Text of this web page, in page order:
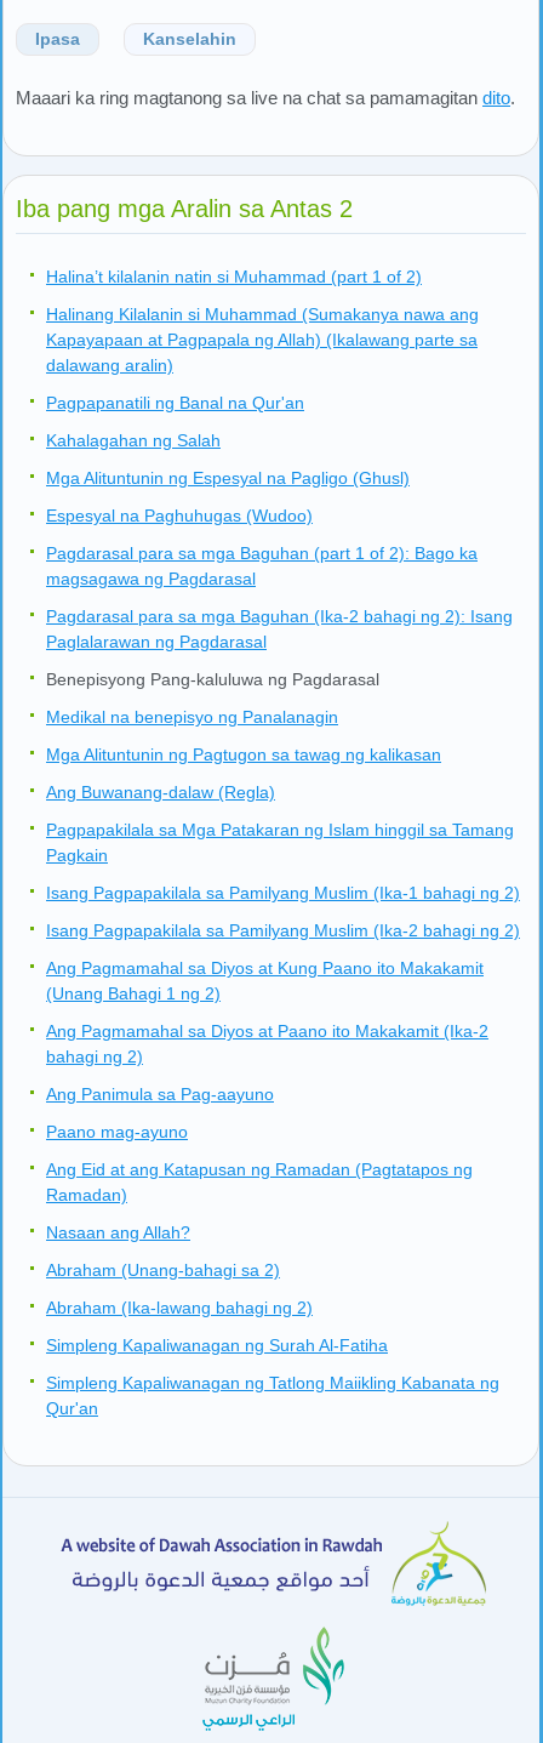
Ipasa Kanselahin
Maaari ka ring magtanong sa live na chat sa pamamagitan dito.
Iba pang mga Aralin sa Antas 2
Halina’t kilalanin natin si Muhammad (part 1 of 2)
Halinang Kilalanin si Muhammad (Sumakanya nawa ang
Kapayapaan at Pagpapala ng Allah) (Ikalawang parte sa
dalawang aralin)
Pagpapanatili ng Banal na Qur'an
Kahalagahan ng Salah
Mga Alituntunin ng Espesyal na Pagligo (Ghusl)
Espesyal na Paghuhugas (Wudoo)
Pagdarasal para sa mga Baguhan (part 1 of 2): Bago ka
magsagawa ng Pagdarasal
Pagdarasal para sa mga Baguhan (Ika-2 bahagi ng 2): Isang
Paglalarawan ng Pagdarasal
Benepisyong Pang-kaluluwa ng Pagdarasal
Medikal na benepisyo ng Panalanagin
Mga Alituntunin ng Pagtugon sa tawag ng kalikasan
Ang Buwanang-dalaw (Regla)
Pagpapakilala sa Mga Patakaran ng Islam hinggil sa Tamang
Pagkain
Isang Pagpapakilala sa Pamilyang Muslim (Ika-1 bahagi ng 2)
Isang Pagpapakilala sa Pamilyang Muslim (Ika-2 bahagi ng 2)
Ang Pagmamahal sa Diyos at Kung Paano ito Makakamit
(Unang Bahagi 1 ng 2)
Ang Pagmamahal sa Diyos at Paano ito Makakamit (Ika-2
bahagi ng 2)
Ang Panimula sa Pag-aayuno
Paano mag-ayuno
Ang Eid at ang Katapusan ng Ramadan (Pagtatapos ng
Ramadan)
Nasaan ang Allah?
Abraham (Unang-bahagi sa 2)
Abraham (Ika-lawang bahagi ng 2)
Simpleng Kapaliwanagan ng Surah Al-Fatiha
Simpleng Kapaliwanagan ng Tatlong Maiikling Kabanata ng
Qur'an